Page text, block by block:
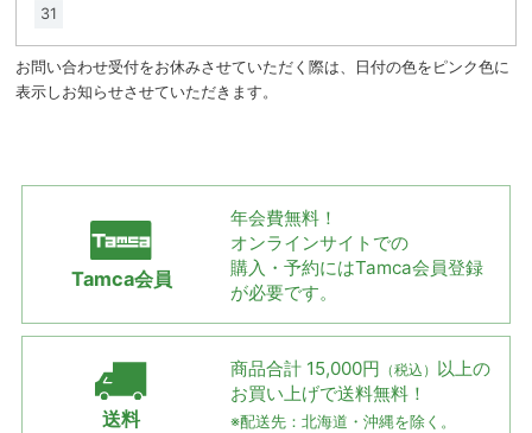
31
お問い合わせ受付をお休みさせていただく際は、日付の色をピンク色に
表示しお知らせさせていただきます。
Tamca会員
年会費無料！
オンラインサイトでの
購入・予約にはTamca会員登録
が必要です。
送料
商品合計 15,000円 （税込） 以上の
お買い上げで送料無料！
※配送先：北海道・沖縄を除く。